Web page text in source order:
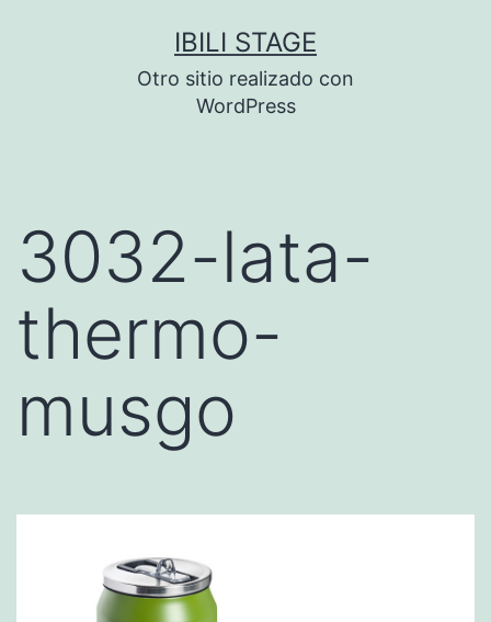
IBILI STAGE
Otro sitio realizado con
WordPress
3032-lata-
thermo-
musgo